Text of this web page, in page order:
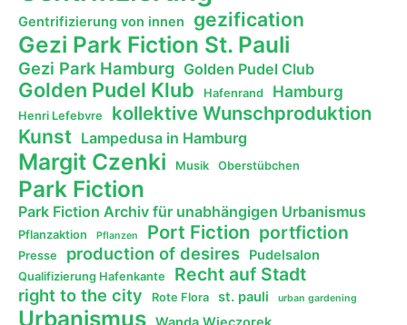
Gentrifizierung von innen gezification
Gezi Park Fiction St. Pauli
Gezi Park Hamburg Golden Pudel Club
Golden Pudel Klub Hafenrand Hamburg
Henri Lefebvre kollektive Wunschproduktion
Kunst Lampedusa in Hamburg
Margit Czenki Musik Oberstübchen
Park Fiction
Park Fiction Archiv für unabhängigen Urbanismus
Pflanzaktion Pflanzen Port Fiction portfiction
Presse production of desires Pudelsalon
Qualifizierung Hafenkante Recht auf Stadt
right to the city Rote Flora st. pauli urban gardening
Urbanismus